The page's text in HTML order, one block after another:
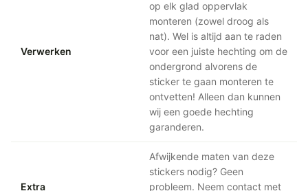
Verwerken
op elk glad oppervlak
monteren (zowel droog als
nat). Wel is altijd aan te raden
voor een juiste hechting om de
ondergrond alvorens de
sticker te gaan monteren te
ontvetten! Alleen dan kunnen
wij een goede hechting
garanderen.
Extra
Afwijkende maten van deze
stickers nodig? Geen
probleem. Neem contact met